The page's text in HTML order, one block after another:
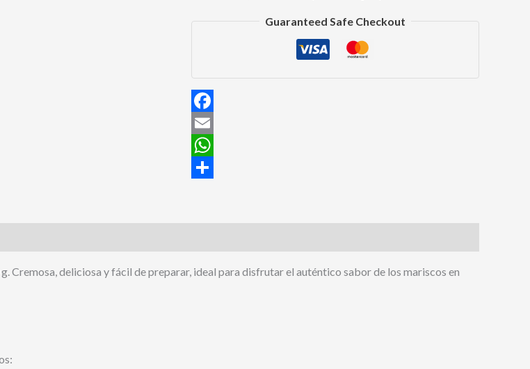
Guaranteed Safe Checkout
Facebook
Email
WhatsApp
Cremosa, deliciosa y fácil de preparar, ideal para disfrutar el auténtico sabor de los mariscos en